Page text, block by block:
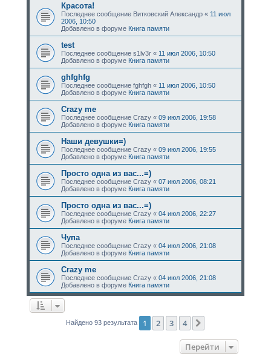
Красота!
Последнее сообщение Витковский Александр« 11 июл
2006, 10:50
Добавлено в форуме Книга памяти
test
Последнее сообщение s1lv3r« 11 июл 2006, 10:50
Добавлено в форуме Книга памяти
ghfghfg
Последнее сообщение fghfgh« 11 июл 2006, 10:50
Добавлено в форуме Книга памяти
Crazy me
Последнее сообщение Crazy« 09 июл 2006, 19:58
Добавлено в форуме Книга памяти
Наши девушки=)
Последнее сообщение Crazy« 09 июл 2006, 19:55
Добавлено в форуме Книга памяти
Просто одна из вас...=)
Последнее сообщение Crazy« 07 июл 2006, 08:21
Добавлено в форуме Книга памяти
Просто одна из вас...=)
Последнее сообщение Crazy« 04 июл 2006, 22:27
Добавлено в форуме Книга памяти
Чупа
Последнее сообщение Crazy« 04 июл 2006, 21:08
Добавлено в форуме Книга памяти
Crazy me
Последнее сообщение Crazy« 04 июл 2006, 21:08
Добавлено в форуме Книга памяти
Найдено 93 результата 1 2 3 4
Перейти